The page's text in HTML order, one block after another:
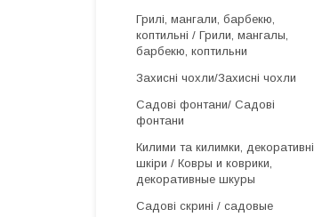
Грилі, мангали, барбекю,
коптильні / Грили, мангалы,
барбекю, коптильни
Захисні чохли/Захисні чохли
Садові фонтани/ Садові
фонтани
Килими та килимки, декоративні
шкіри / Ковры и коврики,
декоративные шкуры
Садові скрині / садовые